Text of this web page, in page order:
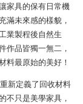
家具的保有日常機
滿未來感的樣貌，
業製程後自然生
作品皆獨一無二，
料最原始的美好！
新定義了回收材料
不只是美學家具，